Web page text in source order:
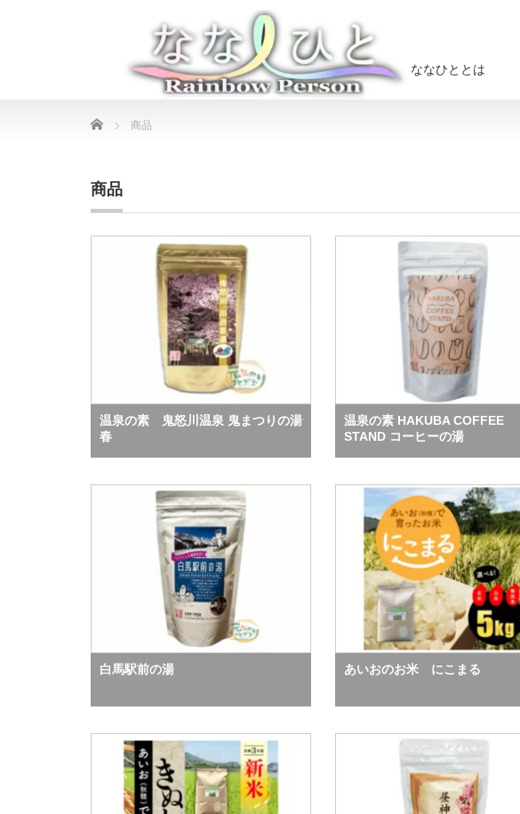
ななひととは
Home 商品
商品
温泉の素 鬼怒川温泉 鬼まつりの湯
春
温泉の素 HAKUBA COFFEE
STAND コーヒーの湯
白馬駅前の湯 あいおのお米 にこまる